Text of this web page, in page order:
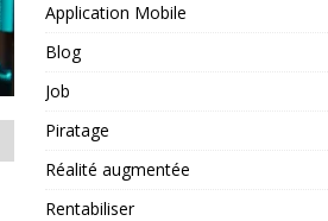
Application Mobile
Blog
Job
Piratage
Réalité augmentée
Rentabiliser